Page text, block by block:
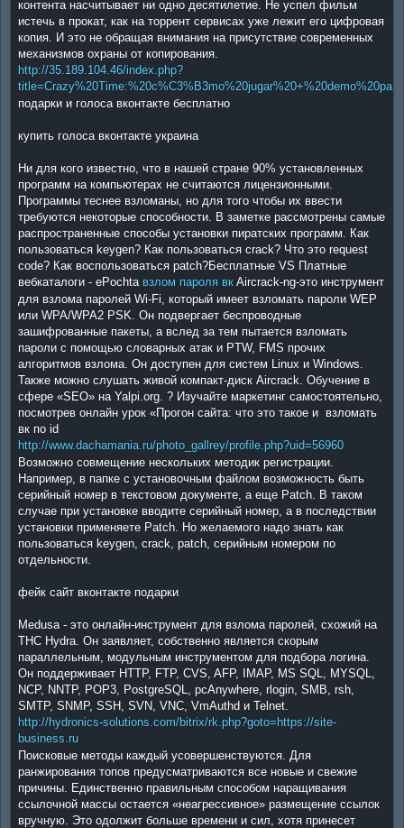
контента насчитывает ни одно десятилетие. Не успел фильм
истечь в прокат, как на торрент сервисах уже лежит его цифровая
копия. И это не обращая внимания на присутствие современных
механизмов охраны от копирования.
http://35.189.104.46/index.php?
подарки и голоса вконтакте бесплатно
купить голоса вконтакте украина
Ни для кого известно, что в нашей стране 90% установленных
программ на компьютерах не считаются лицензионными.
Программы теснее взломаны, но для того чтобы их ввести
требуются некоторые способности. В заметке рассмотрены самые
распространенные способы установки пиратских программ. Как
пользоваться keygen? Как пользоваться crack? Что это request
code? Как воспользоваться patch?Бесплатные VS Платные
вебкаталоги - ePochta взлом пароля вк Aircrack-ng-это инструмент
для взлома паролей Wi-Fi, который имеет взломать пароли WEP
или WPA/WPA2 PSK. Он подвергает беспроводные
зашифрованные пакеты, а вслед за тем пытается взломать
пароли с помощью словарных атак и PTW, FMS прочих
алгоритмов взлома. Он доступен для систем Linux и Windows.
Также можно слушать живой компакт-диск Aircrack. Обучение в
сфере «SEO» на Yalpi.org. ? Изучайте маркетинг самостоятельно,
посмотрев онлайн урок «Прогон сайта: что это такое и взломать
вк по id
http://www.dachamania.ru/photo_gallrey/profile.php?uid=56960
Возможно совмещение нескольких методик регистрации.
Например, в папке с установочным файлом возможность быть
серийный номер в текстовом документе, а еще Patch. В таком
случае при установке вводите серийный номер, а в последствии
установки применяете Patch. Но желаемого надо знать как
пользоваться keygen, crack, patch, серийным номером по
отдельности.
фейк сайт вконтакте подарки
Medusa - это онлайн-инструмент для взлома паролей, схожий на
THC Hydra. Он заявляет, собственно является скорым
параллельным, модульным инструментом для подбора логина.
Он поддерживает HTTP, FTP, CVS, AFP, IMAP, MS SQL, MYSQL,
NCP, NNTP, POP3, PostgreSQL, pcAnywhere, rlogin, SMB, rsh,
SMTP, SNMP, SSH, SVN, VNC, VmAuthd и Telnet.
http://hydronics-solutions.com/bitrix/rk.php?goto=https://site-
business.ru
Поисковые методы каждый усовершенствуются. Для
ранжирования топов предусматриваются все новые и свежие
причины. Единственно правильным способом наращивания
ссылочной массы остается «неагрессивное» размещение ссылок
вручную. Это одолжит больше времени и сил, хотя принесет